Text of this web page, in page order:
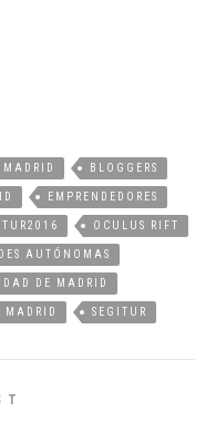
BLOGGERS
EMPRENDEDORES
OCULUS RIFT
AUTÓNOMAS
DE MADRID
MADRID SEGITUR